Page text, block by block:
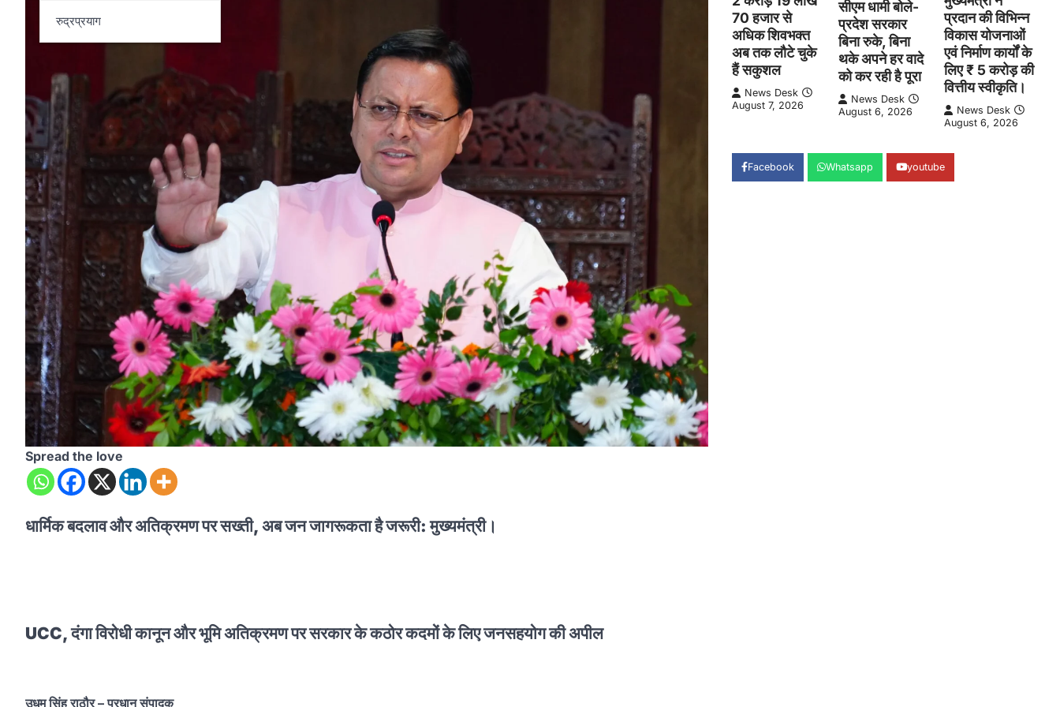
रुद्रप्रयाग
Spread the love
धार्मिक बदलाव और अतिक्रमण पर सख्ती, अब जन जागरूकता है जरूरी: मुख्यमंत्री।
UCC, दंगा विरोधी कानून और भूमि अतिक्रमण पर सरकार के कठोर कदमों के लिए जनसहयोग की अपील
उधम सिंह राठौर – प्रधान संपादक
70 हजार से
अधिक शिवभक्त
अब तक लौटे चुके
हैं सकुशल
News Desk
August 7, 2026
सीएम धामी बोले-
प्रदेश सरकार
बिना रुके, बिना
थके अपने हर वादे
को कर रही है पूरा
News Desk
August 6, 2026
प्रदान की विभिन्न
विकास योजनाओं
एवं निर्माण कार्यों के
लिए ₹ 5 करोड़ की
वित्तीय स्वीकृति।
News Desk
August 6, 2026
Facebook Whatsapp youtube